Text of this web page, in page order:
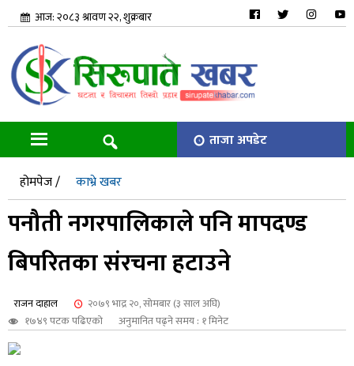
आज: २०८३ श्रावण २२, शुक्रबार
ताजा अपडेट
होमपेज /
काभ्रे खबर
पनौती नगरपालिकाले पनि मापदण्ड
बिपरितका संरचना हटाउने
राजन दाहाल
२०७९ भाद्र २०, सोमबार (३ साल अघि)
१७४९ पटक पढिएको
अनुमानित पढ्ने समय : १ मिनेट